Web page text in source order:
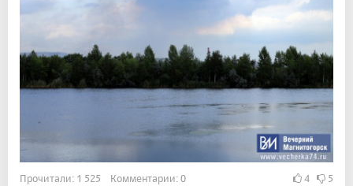
Прочитали: 1 525 Комментарии: 0 4 5